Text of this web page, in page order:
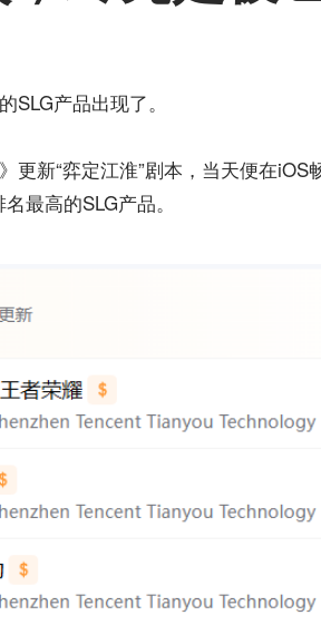
SLG产品出现了。
更新“弈定江淮”剧本，当天便在iOS
最高的SLG产品。